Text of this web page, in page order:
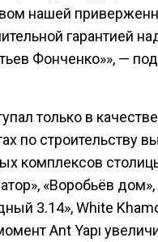
нашей
гарантией
Фонченко»», —
только в
по строительству
комплексов
«Воробьёв
3.14», White
Ant Yapı